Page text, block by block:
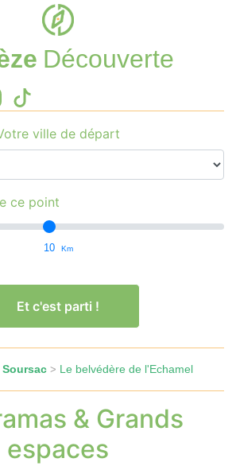
Découverte
ville de départ
ce point
10 Km
Et c'est parti !
> Le belvédère de l'Echamel
& Grands
espaces